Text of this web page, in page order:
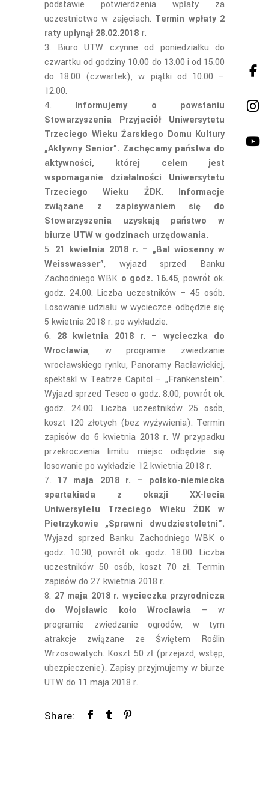
podstawie potwierdzenia wpłaty za
uczestnictwo w zajęciach. Termin wpłaty 2
raty upłynął 28.02.2018 r.
Biuro UTW czynne od poniedziałku do
czwartku od godziny 10.00 do 13.00 i od 15.00
do 18.00 (czwartek), w piątki od 10.00 –
12.00.
Informujemy o powstaniu
Stowarzyszenia Przyjaciół Uniwersytetu
Trzeciego Wieku Żarskiego Domu Kultury
„Aktywny Senior”. Zachęcamy państwa do
aktywności, której celem jest
wspomaganie działalności Uniwersytetu
Trzeciego Wieku ŻDK. Informacje
związane z zapisywaniem się do
Stowarzyszenia uzyskają państwo w
biurze UTW w godzinach urzędowania.
21 kwietnia 2018 r. – „Bal wiosenny w
Weisswasser”, wyjazd sprzed Banku
Zachodniego WBK o godz. 16.45, powrót ok.
godz. 24.00. Liczba uczestników – 45 osób.
Losowanie udziału w wycieczce odbędzie się
5 kwietnia 2018 r. po wykładzie.
28 kwietnia 2018 r. – wycieczka do
Wrocławia, w programie zwiedzanie
wrocławskiego rynku, Panoramy Racławickiej,
spektakl w Teatrze Capitol – „Frankenstein”.
Wyjazd sprzed Tesco o godz. 8.00, powrót ok.
godz. 24.00. Liczba uczestników 25 osób,
koszt 120 złotych (bez wyżywienia). Termin
zapisów do 6 kwietnia 2018 r. W przypadku
przekroczenia limitu miejsc odbędzie się
losowanie po wykładzie 12 kwietnia 2018 r.
17 maja 2018 r. – polsko-niemiecka
spartakiada z okazji XX-lecia
Uniwersytetu Trzeciego Wieku ŻDK w
Pietrzykowie „Sprawni dwudziestoletni”.
Wyjazd sprzed Banku Zachodniego WBK o
godz. 10.30, powrót ok. godz. 18.00. Liczba
uczestników 50 osób, koszt 70 zł. Termin
zapisów do 27 kwietnia 2018 r.
27 maja 2018 r. wycieczka przyrodnicza
do Wojsławic koło Wrocławia – w
programie zwiedzanie ogrodów, w tym
atrakcje związane ze Świętem Roślin
Wrzosowatych. Koszt 50 zł (przejazd, wstęp,
ubezpieczenie). Zapisy przyjmujemy w biurze
UTW do 11 maja 2018 r.
Share: